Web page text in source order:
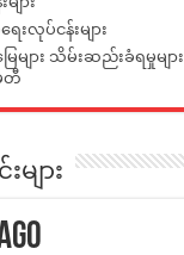
ပ်ငန်းများ
များ သိမ်းဆည်းခံရမှုများ
တီ
ျား